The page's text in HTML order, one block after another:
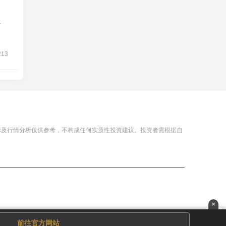
行情分析仅供参考，不构成任何实质性投资建议。投资者需根据自
×
前往官方网站